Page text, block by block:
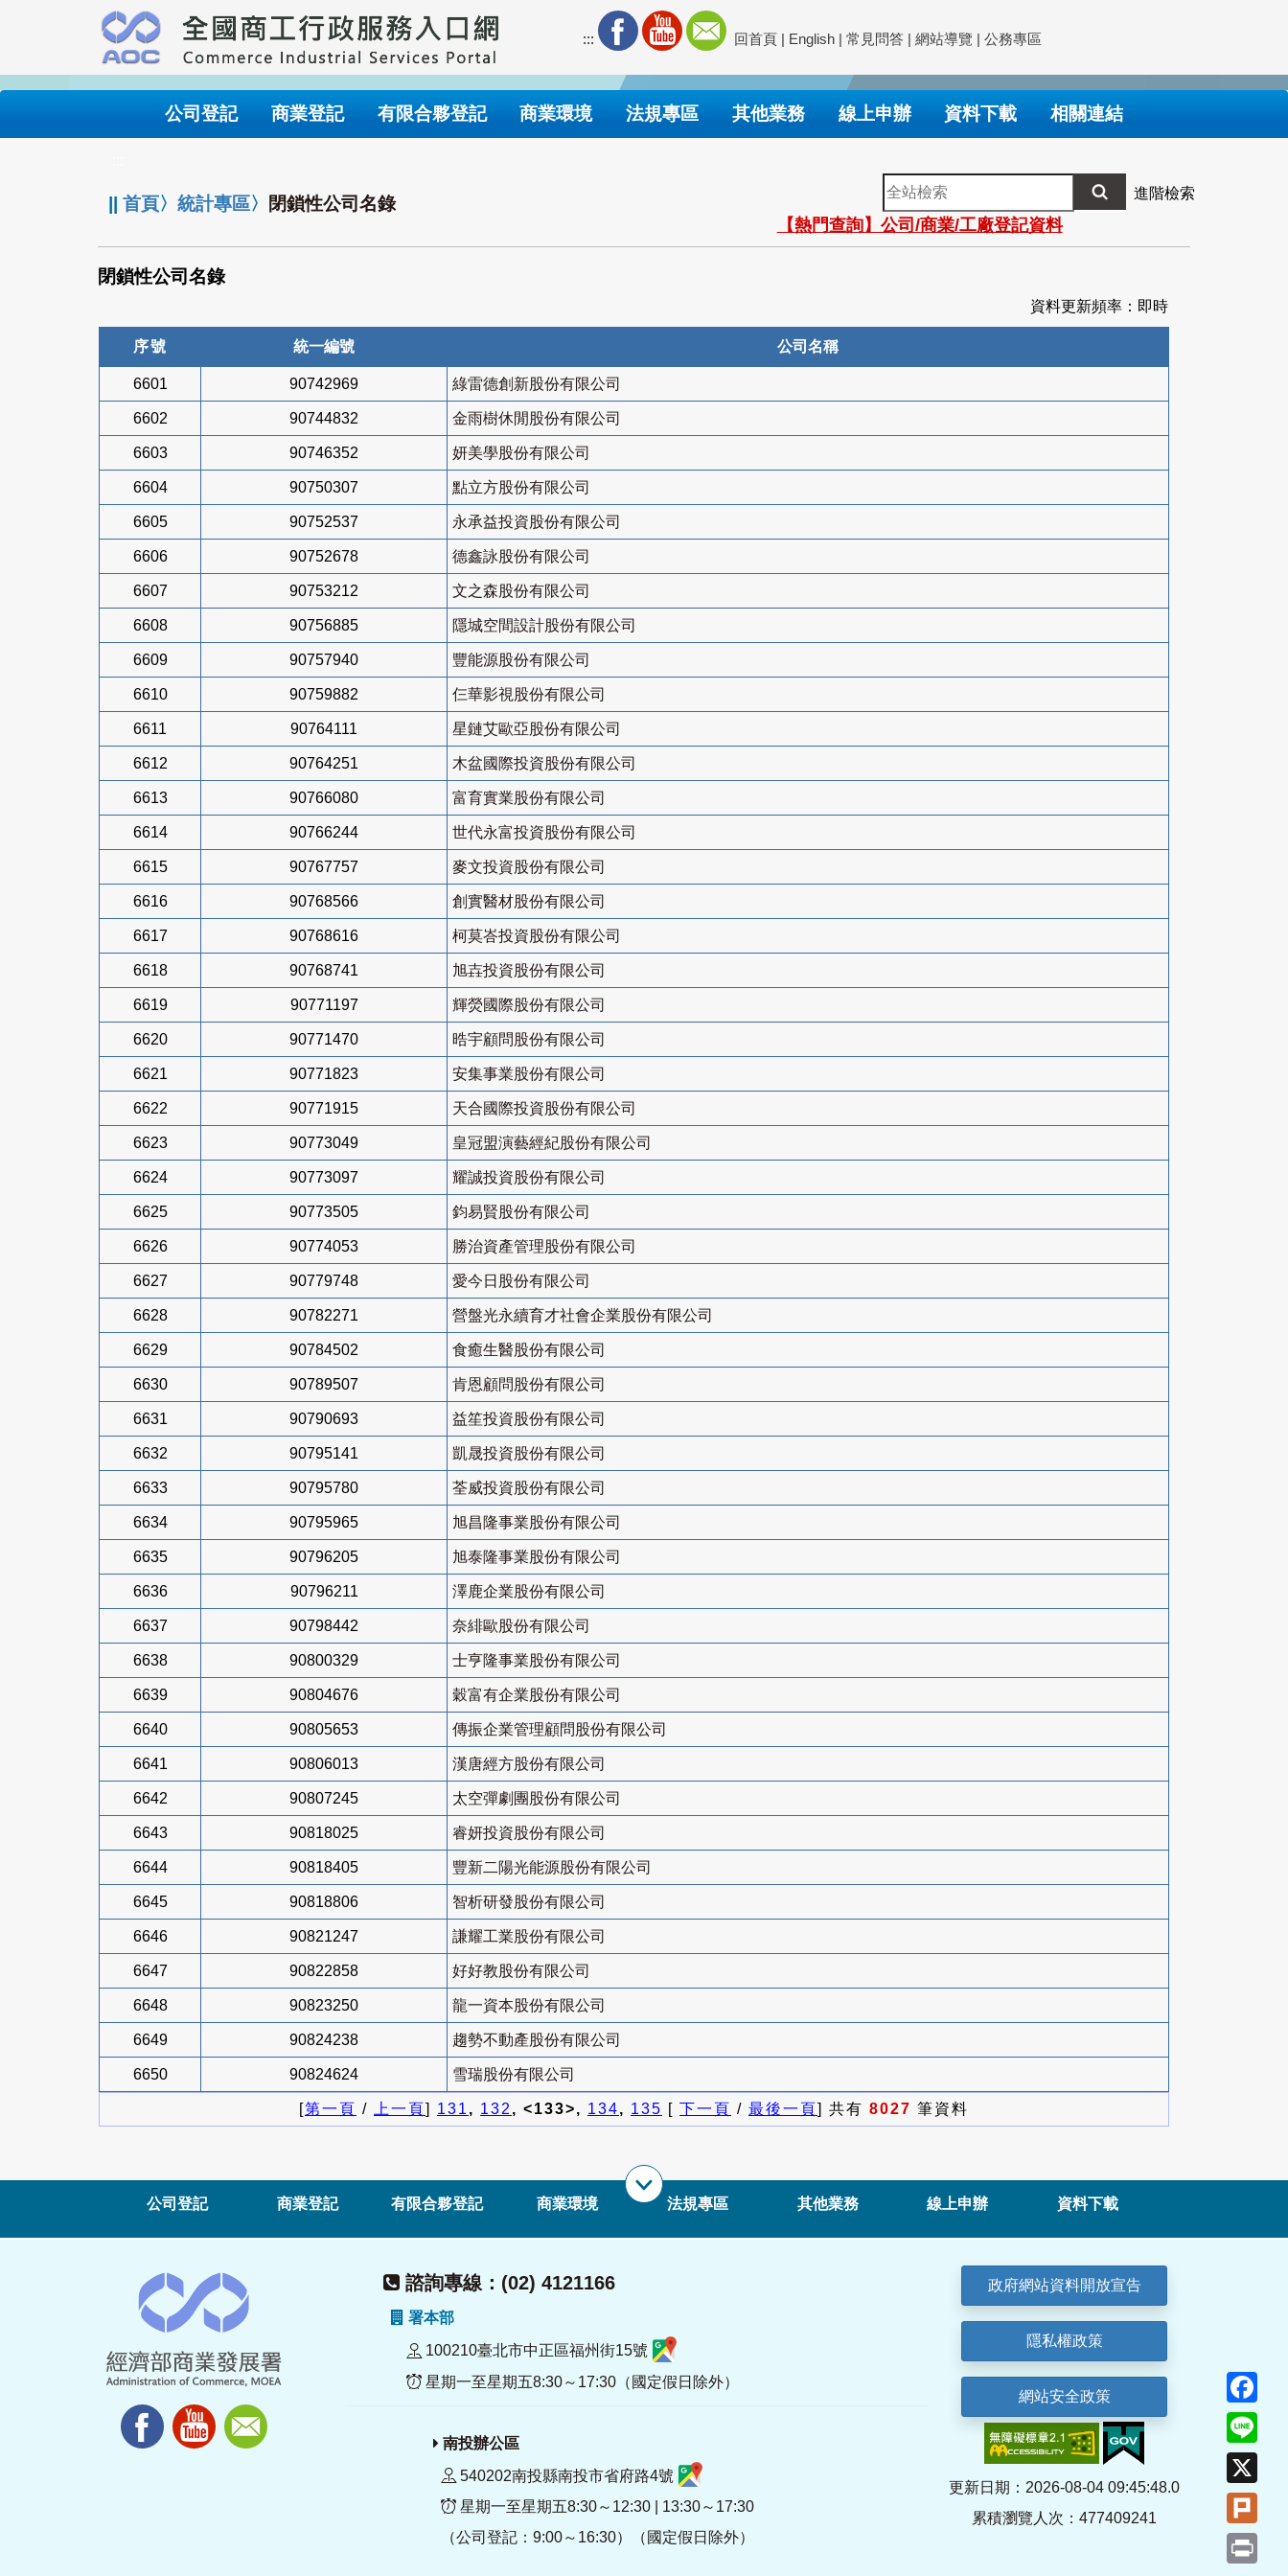
要
內
::: 回首頁 | English | 常見問答 | 網站導覽 | 公務專區
公司登記 商業登記 有限合夥登記 商業環境 法規專區 其他業務 線上申辦 資料下載 相關連結
||首頁〉統計專區〉 閉鎖性公司名錄
全
站
檢
索
進階檢索
【熱門查詢】公司/商業/工廠登記資料
閉鎖性公司名錄
資料更新頻率：即時
序號 統一編號 公司名稱
6601 90742969 綠雷德創新股份有限公司
6602 90744832 金雨樹休閒股份有限公司
6603 90746352 妍美學股份有限公司
6604 90750307 點立方股份有限公司
6605 90752537 永承益投資股份有限公司
6606 90752678 德鑫詠股份有限公司
6607 90753212 文之森股份有限公司
6608 90756885 隱城空間設計股份有限公司
6609 90757940 豐能源股份有限公司
6610 90759882 仨華影視股份有限公司
6611 90764111 星鏈艾歐亞股份有限公司
6612 90764251 木盆國際投資股份有限公司
6613 90766080 富育實業股份有限公司
6614 90766244 世代永富投資股份有限公司
6615 90767757 麥文投資股份有限公司
6616 90768566 創實醫材股份有限公司
6617 90768616 柯莫峇投資股份有限公司
6618 90768741 旭壵投資股份有限公司
6619 90771197 輝熒國際股份有限公司
6620 90771470 晧宇顧問股份有限公司
6621 90771823 安集事業股份有限公司
6622 90771915 天合國際投資股份有限公司
6623 90773049 皇冠盟演藝經紀股份有限公司
6624 90773097 耀誠投資股份有限公司
6625 90773505 鈞易賢股份有限公司
6626 90774053 勝治資產管理股份有限公司
6627 90779748 愛今日股份有限公司
6628 90782271 營盤光永續育才社會企業股份有限公司
6629 90784502 食癒生醫股份有限公司
6630 90789507 肯恩顧問股份有限公司
6631 90790693 益笙投資股份有限公司
6632 90795141 凱晟投資股份有限公司
6633 90795780 荃威投資股份有限公司
6634 90795965 旭昌隆事業股份有限公司
6635 90796205 旭泰隆事業股份有限公司
6636 90796211 澤鹿企業股份有限公司
6637 90798442 奈緋歐股份有限公司
6638 90800329 士亨隆事業股份有限公司
6639 90804676 穀富有企業股份有限公司
6640 90805653 傳振企業管理顧問股份有限公司
6641 90806013 漢唐經方股份有限公司
6642 90807245 太空彈劇團股份有限公司
6643 90818025 睿妍投資股份有限公司
6644 90818405 豐新二陽光能源股份有限公司
6645 90818806 智析研發股份有限公司
6646 90821247 謙耀工業股份有限公司
6647 90822858 好好教股份有限公司
6648 90823250 龍一資本股份有限公司
6649 90824238 趨勢不動產股份有限公司
6650 90824624 雪瑞股份有限公司
[第一頁 / 上一頁] 131, 132, <133>, 134, 135 [ 下一頁 / 最後一頁] 共有 8027 筆資料
公司登記 商業登記 有限合夥登記 商業環境 法規專區 其他業務 線上申辦 資料下載
諮詢專線：(02) 4121166
署本部
100210臺北市中正區福州街15號
星期一至星期五8:30～17:30（國定假日除外）
南投辦公區
540202南投縣南投市省府路4號
星期一至星期五8:30～12:30 | 13:30～17:30
（公司登記：9:00～16:30）（國定假日除外）
政府網站資料開放宣告
隱私權政策
網站安全政策
更新日期：2026-08-04 09:45:48.0
累積瀏覽人次：477409241